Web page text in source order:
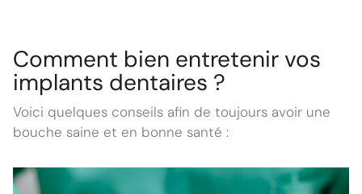
Comment bien entretenir vos
implants dentaires ?
Voici quelques conseils afin de toujours avoir une
bouche saine et en bonne santé :